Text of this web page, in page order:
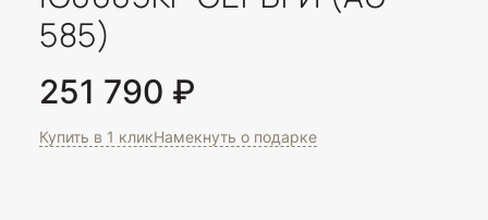
585)
251 790 ₽
Купить в 1 кликНамекнуть о подарке